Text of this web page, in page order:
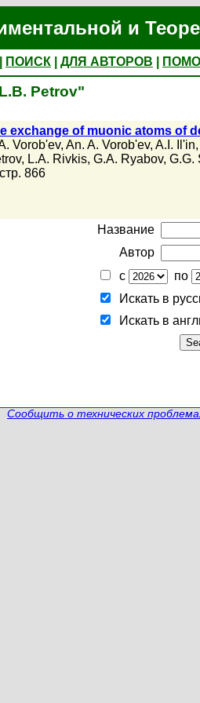
и
ПОИСК ДЛЯ АВТОРОВ
Petrov"
exchange of muonic atoms of
Vorob'ev, An. A. Vorob'ev, A.I. Il'in,
, L.A. Rivkis, G.A. Ryabov, G.G.
866
Название
Автор
с
по
Искать в
Искать в
Сообщить о технических